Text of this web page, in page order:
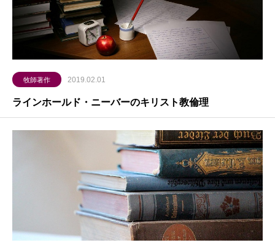
牧師著作 2019.02.01
ラインホールド・ニーバーのキリスト教倫理